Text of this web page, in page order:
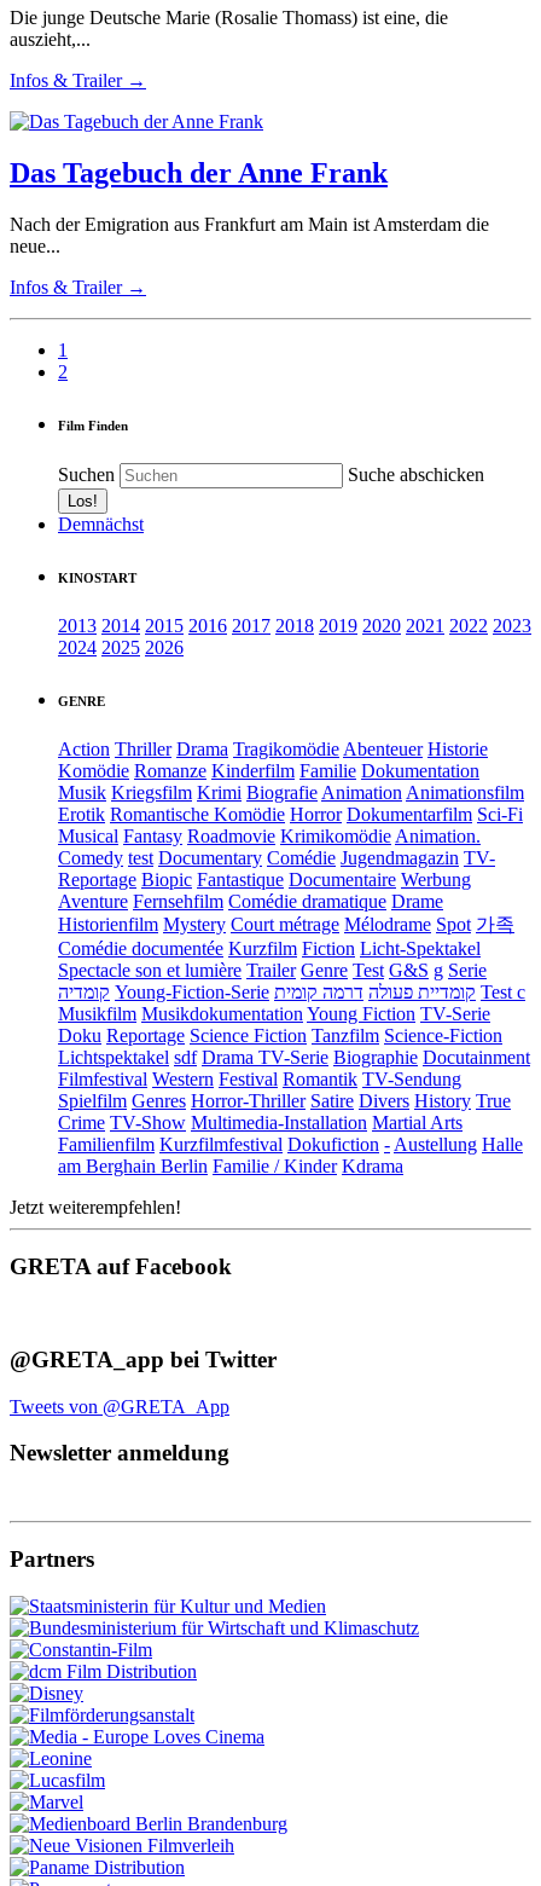
Die junge Deutsche Marie (Rosalie Thomass) ist eine, die
auszieht,...
Infos & Trailer →
Das Tagebuch der Anne Frank
Nach der Emigration aus Frankfurt am Main ist Amsterdam die
neue...
Infos & Trailer →
1
2
Film Finden
Suchen Suche abschicken
Demnächst
KINOSTART
2013 2014 2015 2016 2017 2018 2019 2020 2021 2022 2023
2024 2025 2026
GENRE
Action Thriller Drama Tragikomödie Abenteuer Historie
Komödie Romanze Kinderfilm Familie Dokumentation
Musik Kriegsfilm Krimi Biografie Animation Animationsfilm
Erotik Romantische Komödie Horror Dokumentarfilm Sci-Fi
Musical Fantasy Roadmovie Krimikomödie Animation.
Comedy test Documentary Comédie Jugendmagazin TV-
Reportage Biopic Fantastique Documentaire Werbung
Aventure Fernsehfilm Comédie dramatique Drame
Historienfilm Mystery Court métrage Mélodrame Spot 가족
Comédie documentée Kurzfilm Fiction Licht-Spektakel
Spectacle son et lumière Trailer Genre Test G&S g Serie
קומדיה Young-Fiction-Serie קומדיית פעולה דרמה קומית
Test c
Musikfilm Musikdokumentation Young Fiction TV-Serie
Doku Reportage Science Fiction Tanzfilm Science-Fiction
Lichtspektakel sdf Drama TV-Serie Biographie Docutainment
Filmfestival Western Festival Romantik TV-Sendung
Spielfilm Genres Horror-Thriller Satire Divers History True
Crime TV-Show Multimedia-Installation Martial Arts
Familienfilm Kurzfilmfestival Dokufiction - Austellung Halle
am Berghain Berlin Familie / Kinder Kdrama
Jetzt weiterempfehlen!
GRETA auf Facebook
@GRETA_app bei Twitter
Tweets von @GRETA_App
Newsletter anmeldung
Partners